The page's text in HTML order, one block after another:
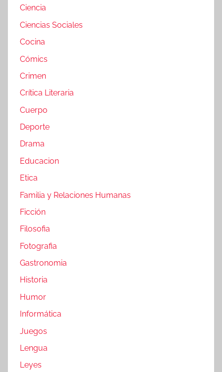
Ciencia
Ciencias Sociales
Cocina
Cómics
Crimen
Crítica Literaria
Cuerpo
Deporte
Drama
Educacion
Etica
Familia y Relaciones Humanas
Ficción
Filosofia
Fotografia
Gastronomia
Historia
Humor
Informática
Juegos
Lengua
Leyes